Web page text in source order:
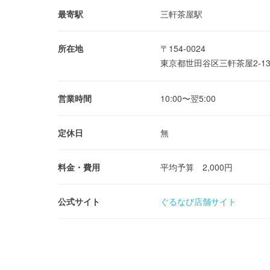
最寄駅 三軒茶屋駅
所在地
〒154-0024
東京都世田谷区三軒茶屋2-
営業時間 10:00〜翌5:00
定休日 無
料金・費用 平均予算 2,000円
公式サイト ぐるなび店舗サイト